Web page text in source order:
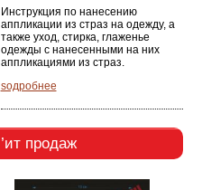
Инструкция по нанесению
аппликации из страз на одежду, а
также уход, стирка, глаженье
одежды с нанесенными на них
аппликациями из страз.
ѕодробнее
’ит продаж